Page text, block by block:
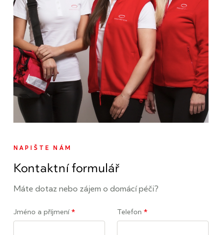
NAPIŠTE NÁM
Kontaktní formulář
Máte dotaz nebo zájem o domácí péči?
Jméno a příjmení* Telefon *